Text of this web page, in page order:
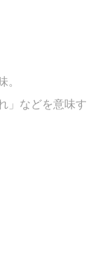
。
」などを意味す